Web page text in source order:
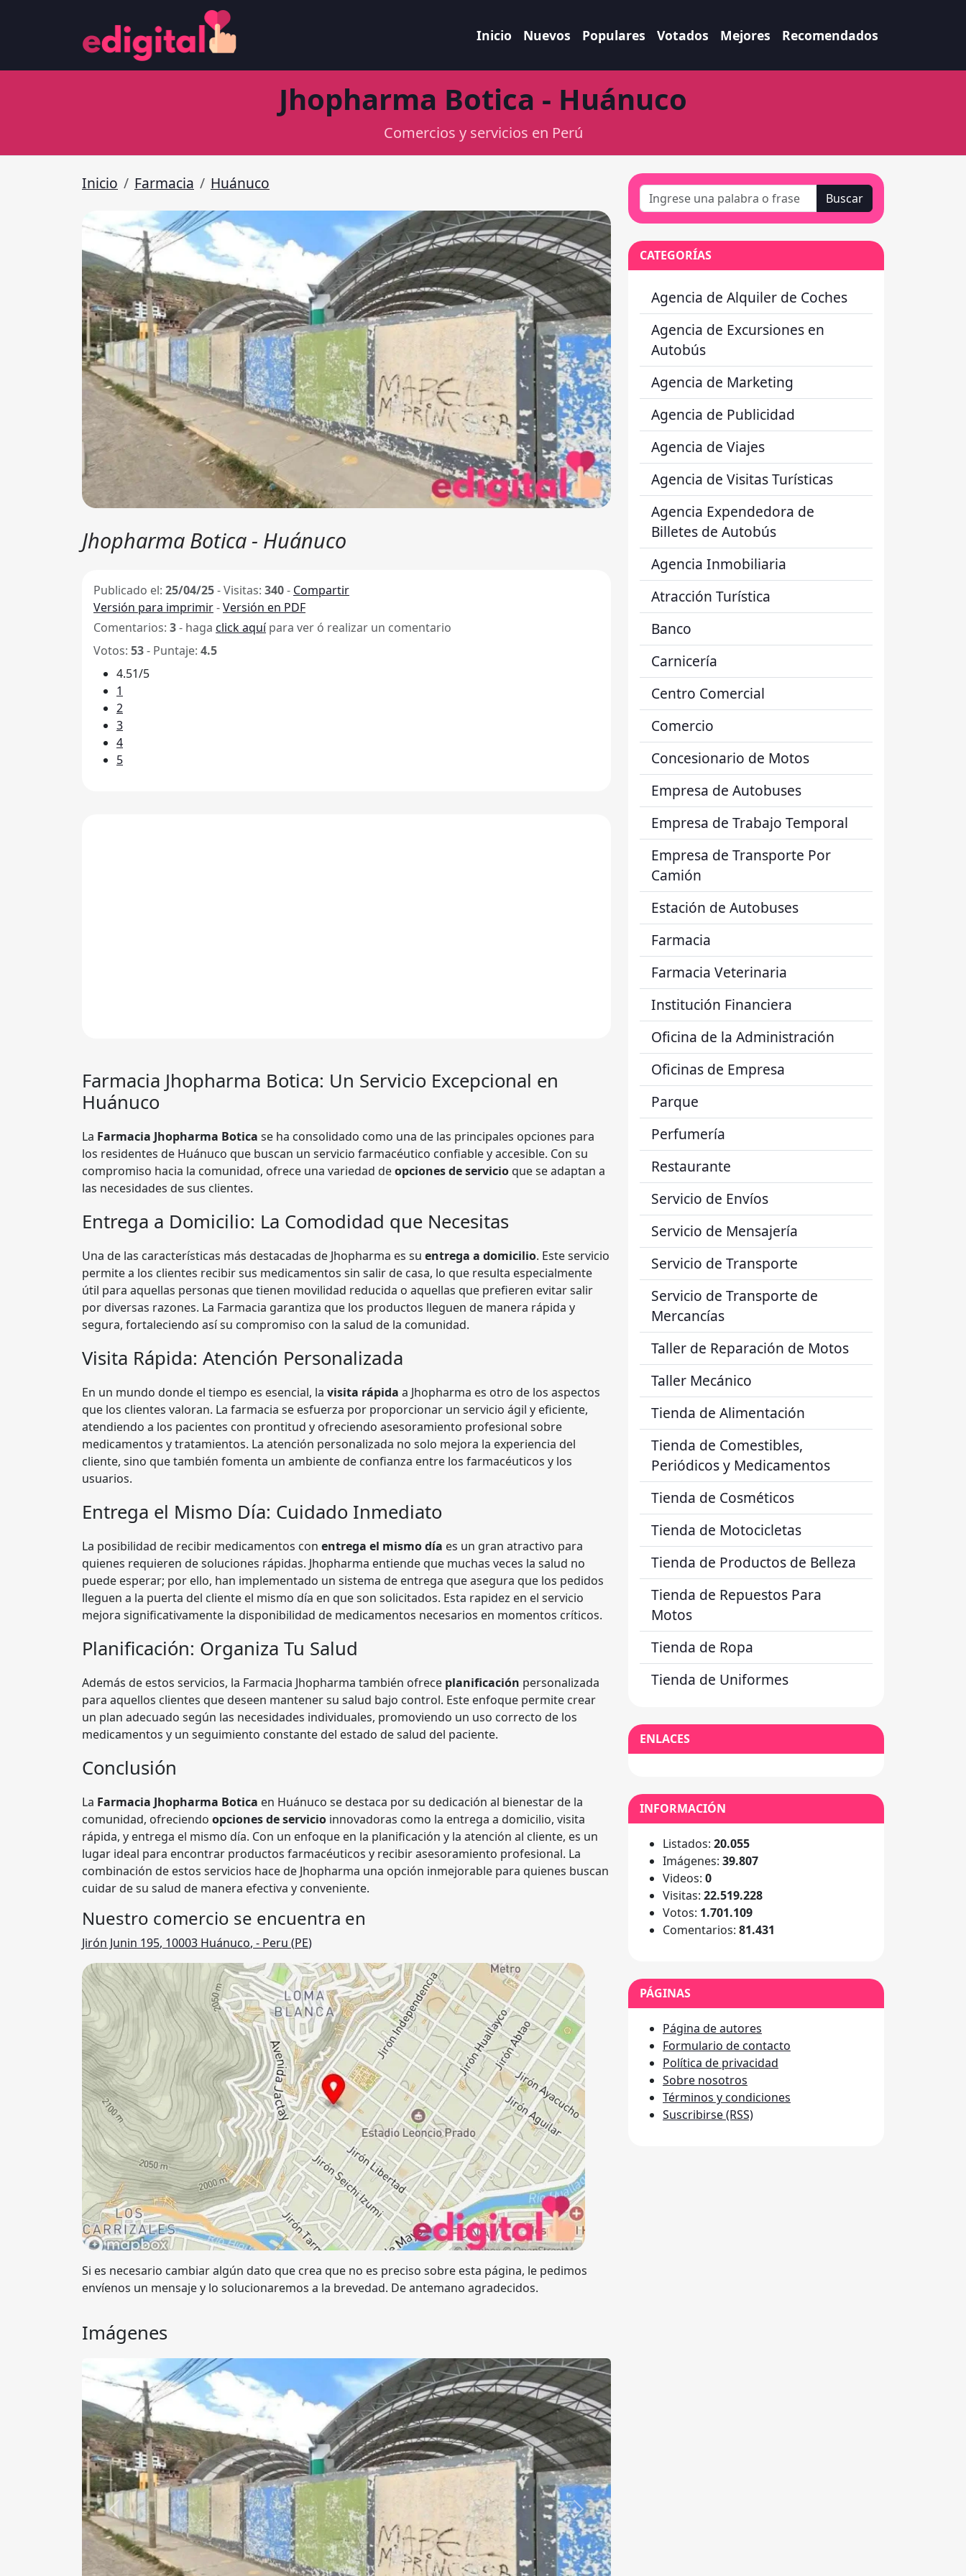
Inicio Nuevos Populares Votados Mejores Recomendados
Jhopharma Botica - Huánuco
Comercios y servicios en Perú
Inicio Farmacia Huánuco
Jhopharma Botica - Huánuco
Publicado el: 25/04/25-Visitas: 340- Compartir
Versión para imprimir-Versión en PDF
Comentarios: 3- haga click aquípara ver ó realizar un comentario
Votos: 53- Puntaje: 4.5
4.51/5
1
2
3
4
5
Farmacia Jhopharma Botica: Un Servicio Excepcional en
Huánuco
La Farmacia Jhopharma Botica se ha consolidado como una de las principales opciones para
los residentes de Huánuco que buscan un servicio farmacéutico confiable y accesible. Con su
compromiso hacia la comunidad, ofrece una variedad deopciones de servicioque se adaptan a
las necesidades de sus clientes.
Entrega a Domicilio: La Comodidad que Necesitas
Una de las características más destacadas de Jhopharma es su entrega a domicilio. Este servicio
permite a los clientes recibir sus medicamentos sin salir de casa, lo que resulta especialmente
útil para aquellas personas que tienen movilidad reducida o aquellas que prefieren evitar salir
por diversas razones. La Farmacia garantiza que los productos lleguen de manera rápida y
segura, fortaleciendo así su compromiso con la salud de la comunidad.
Visita Rápida: Atención Personalizada
En un mundo donde el tiempo es esencial, la visita rápida a Jhopharma es otro de los aspectos
que los clientes valoran. La farmacia se esfuerza por proporcionar un servicio ágil y eficiente,
atendiendo a los pacientes con prontitud y ofreciendo asesoramiento profesional sobre
medicamentos y tratamientos. La atención personalizada no solo mejora la experiencia del
cliente, sino que también fomenta un ambiente de confianza entre los farmacéuticos y los
usuarios.
Entrega el Mismo Día: Cuidado Inmediato
La posibilidad de recibir medicamentos con entrega el mismo día es un gran atractivo para
quienes requieren de soluciones rápidas. Jhopharma entiende que muchas veces la salud no
puede esperar; por ello, han implementado un sistema de entrega que asegura que los pedidos
lleguen a la puerta del cliente el mismo día en que son solicitados. Esta rapidez en el servicio
mejora significativamente la disponibilidad de medicamentos necesarios en momentos críticos.
Planificación: Organiza Tu Salud
Además de estos servicios, la Farmacia Jhopharma también ofrece planificación personalizada
para aquellos clientes que deseen mantener su salud bajo control. Este enfoque permite crear
un plan adecuado según las necesidades individuales, promoviendo un uso correcto de los
medicamentos y un seguimiento constante del estado de salud del paciente.
Conclusión
La Farmacia Jhopharma Botica en Huánuco se destaca por su dedicación al bienestar de la
comunidad, ofreciendo opciones de servicio innovadoras como la entrega a domicilio, visita
rápida, y entrega el mismo día. Con un enfoque en la planificación y la atención al cliente, es un
lugar ideal para encontrar productos farmacéuticos y recibir asesoramiento profesional. La
combinación de estos servicios hace de Jhopharma una opción inmejorable para quienes buscan
cuidar de su salud de manera efectiva y conveniente.
Nuestro comercio se encuentra en
Jirón Junin 195, 10003 Huánuco, - Peru (PE)
Si es necesario cambiar algún dato que crea que no es preciso sobre esta página, le pedimos
envíenos un mensaje y lo solucionaremos a la brevedad. De antemano agradecidos.
Imágenes
Anterior Siguiente
Buscar
CATEGORÍAS
Agencia de Alquiler de Coches
Agencia de Excursiones en
Autobús
Agencia de Marketing
Agencia de Publicidad
Agencia de Viajes
Agencia de Visitas Turísticas
Agencia Expendedora de
Billetes de Autobús
Agencia Inmobiliaria
Atracción Turística
Banco
Carnicería
Centro Comercial
Comercio
Concesionario de Motos
Empresa de Autobuses
Empresa de Trabajo Temporal
Empresa de Transporte Por
Camión
Estación de Autobuses
Farmacia
Farmacia Veterinaria
Institución Financiera
Oficina de la Administración
Oficinas de Empresa
Parque
Perfumería
Restaurante
Servicio de Envíos
Servicio de Mensajería
Servicio de Transporte
Servicio de Transporte de
Mercancías
Taller de Reparación de Motos
Taller Mecánico
Tienda de Alimentación
Tienda de Comestibles,
Periódicos y Medicamentos
Tienda de Cosméticos
Tienda de Motocicletas
Tienda de Productos de Belleza
Tienda de Repuestos Para
Motos
Tienda de Ropa
Tienda de Uniformes
ENLACES
INFORMACIÓN
Listados: 20.055
Imágenes: 39.807
Videos: 0
Visitas: 22.519.228
Votos: 1.701.109
Comentarios: 81.431
PÁGINAS
Página de autores
Formulario de contacto
Política de privacidad
Sobre nosotros
Términos y condiciones
Suscribirse (RSS)